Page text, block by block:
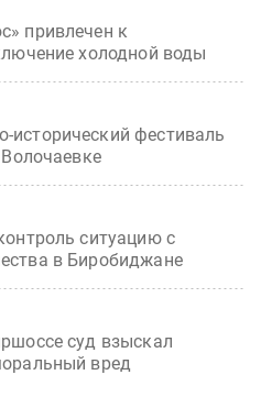
привлечен к
холодной воды
фестиваль
ситуацию с
в Биробиджане
суд взыскал
вред